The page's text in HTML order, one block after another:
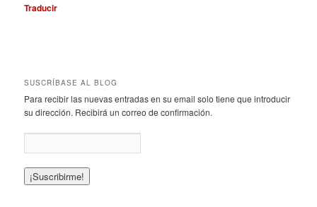
Traducir
SUSCRÍBASE AL BLOG
Para recibir las nuevas entradas en su email solo tiene que introducir
su dirección. Recibirá un correo de confirmación.